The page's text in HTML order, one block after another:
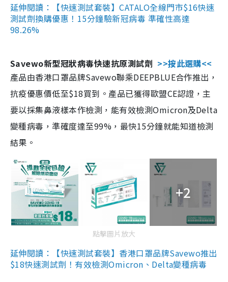
延伸閱讀：【快速測試套裝】CATALO全線門市$16快速
測試劑換購優惠！15分鐘驗新冠病毒 準確性高達
98.26%
Savewo新型冠狀病毒快速抗原測試劑 >>按此選購<<
產品由香港口罩品牌Savewo聯乘DEEPBLUE合作推出，
抗疫優惠價低至$18買到。產品已獲得歐盟CE認證，主
要以採集鼻液樣本作檢測，能有效檢測Omicron及Delta
變種病毒，準確度達至99%，最快15分鐘就能知道檢測
結果。
+2
點擊圖片放大
延伸閱讀：【快速測試套裝】香港口罩品牌Savewo推出
$18快速測試劑！有效檢測Omicron、Delta變種病毒